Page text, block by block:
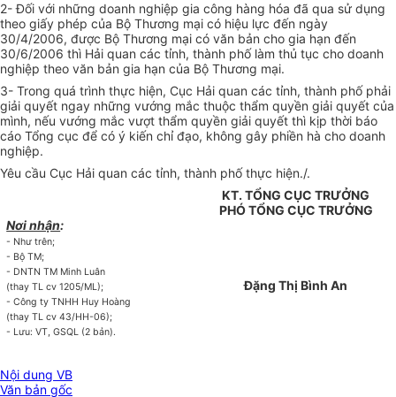
2- Đối với những doanh nghiệp gia công hàng hóa đã qua sử dụng
theo giấy phép của Bộ Thương mại có hiệu lực đến ngày
30/4/2006, được Bộ Thương mại có văn bản cho gia hạn đến
30/6/2006 thì Hải quan các tỉnh, thành phố làm thủ tục cho doanh
nghiệp theo văn bản gia hạn của Bộ Thương mại.
3- Trong quá trình thực hiện, Cục Hải quan các tỉnh, thành phố phải
giải quyết ngay những vướng mắc thuộc thẩm quyền giải quyết của
mình, nếu vướng mắc vượt thẩm quyền giải quyết thì kịp thời báo
cáo Tổng cục để có ý kiến chỉ đạo, không gây phiền hà cho doanh
nghiệp.
Yêu cầu Cục Hải quan các tỉnh, thành phố thực hiện./.
Nơi nhận:
- Như trên;
- Bộ TM;
- DNTN TM Minh Luân
(thay TL cv 1205/ML);
- Công ty TNHH Huy Hoàng
(thay TL cv 43/HH-06);
- Lưu: VT, GSQL (2 bản).
KT. TỔNG CỤC TRƯỞNG
PHÓ TỔNG CỤC TRƯỞNG
Đặng Thị Bình An
Nội dung VB
Văn bản gốc